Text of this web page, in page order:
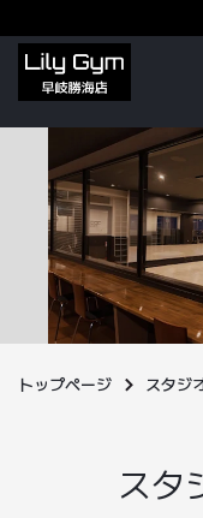
トップページ スタジ
スタ